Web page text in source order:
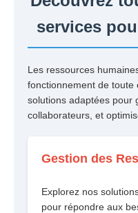
services
Les ressources
fonctionnement de toute
solutions adaptées pour
collaborateurs, et
Gestion des
Explorez nos
pour répondre aux